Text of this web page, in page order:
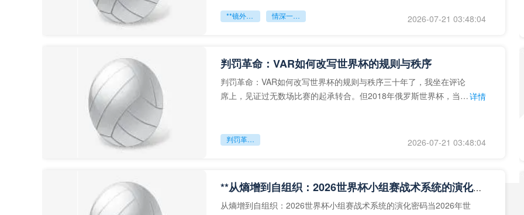
**镜外留影 情深一瞬** 2026-07-21 03:48:04
判罚革命：VAR如何改写世界杯的规则与秩序
判罚革命：VAR如何改写世界杯的规则与秩序三十年了，我坐在评论
席上，见证过无数场比赛的起承转合。但2018年俄罗斯世界杯，当
详情
判罚革命：VAR如何改写世界杯的规则与秩序 2026-07-21 03:48:04
**从熵增到自组织：2026世界杯小组赛战术系统的演化密码**
从熵增到自组织：2026世界杯小组赛战术系统的演化密码当2026年世